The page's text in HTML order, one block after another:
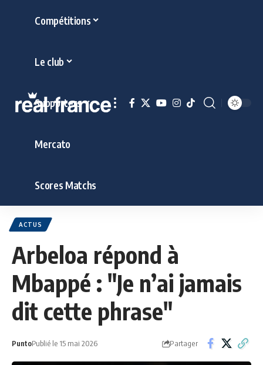
Compétitions
Le club
Supporters
Mercato
Scores Matchs
ACTUS
Arbeloa répond à
Mbappé : "Je n’ai jamais
dit cette phrase"
PuntoPublié le 15 mai 2026 Partager